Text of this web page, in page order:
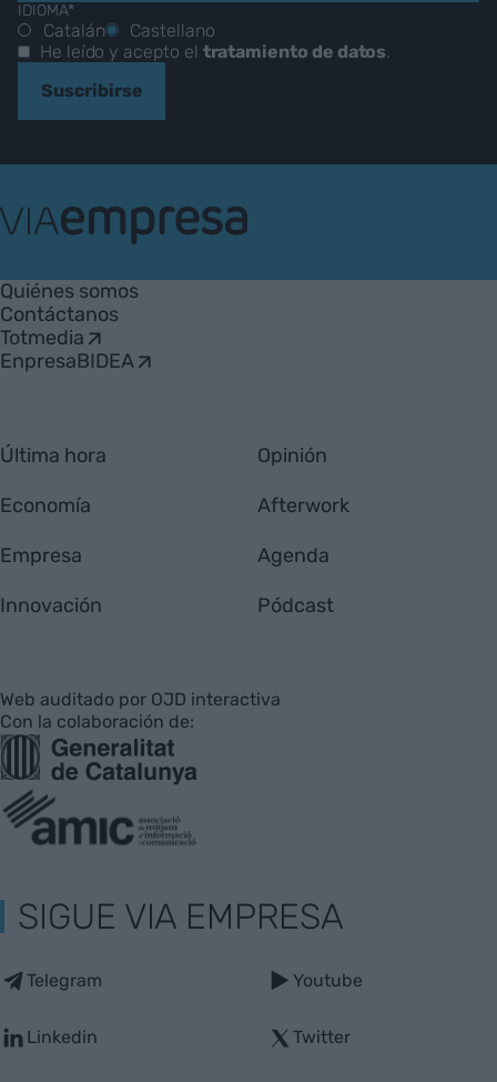
IDIOMA*
Catalán
Castellano
He leído y acepto el tratamiento de datos.
Suscribirse
Empresa
Quiénes somos
Contáctanos
Totmedia
EnpresaBIDEA
Última hora
Economía
Empresa
Innovación
Opinión
Afterwork
Agenda
Pódcast
Web auditado por OJD interactiva
Con la colaboración de:
SIGUE VIA EMPRESA
Telegram
Linkedin
Youtube
Twitter